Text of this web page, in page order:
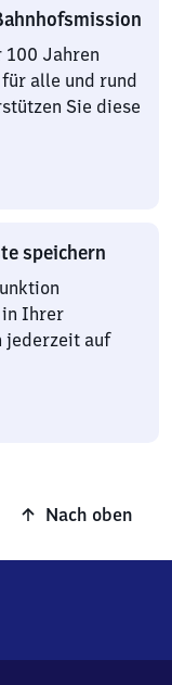
100 Jahren
alle und rund
Sie diese
speichern
in Ihrer
jederzeit auf
Nach oben